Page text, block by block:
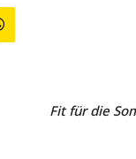
Fit für die